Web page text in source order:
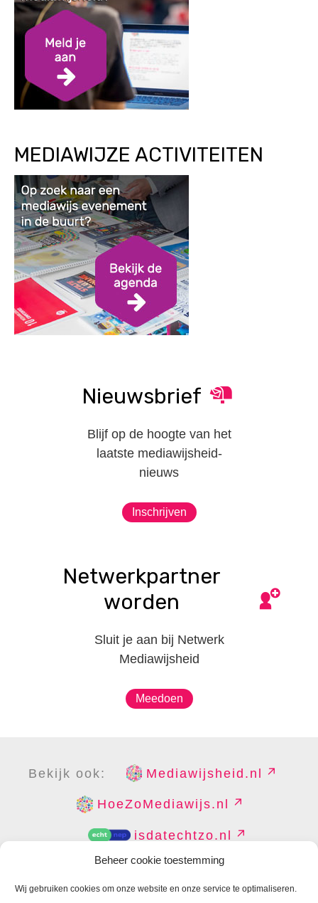
Beheer cookie toestemming
Wij gebruiken cookies om onze website en onze service te optimaliseren.
MEDIAWIJZE ACTIVITEITEN
Nieuwsbrief
Blijf op de hoogte van het
laatste mediawijsheid-
nieuws
Inschrijven
Netwerkpartner
worden
Sluit je aan bij Netwerk
Mediawijsheid
Meedoen
Bekijk ook: Mediawijsheid.nl
HoeZoMediawijs.nl
isdatechtzo.nl